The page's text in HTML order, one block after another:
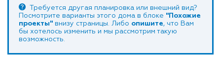
Требуется другая планировка или внешний вид?
Посмотрите варианты этого дома в блоке "Похожие
проекты" внизу страницы. Либо опишите, что Вам
бы хотелось изменить и мы рассмотрим такую
возможность.